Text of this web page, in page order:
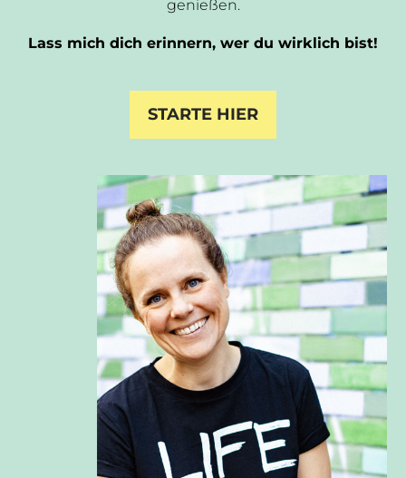
genießen.
Lass mich dich erinnern, wer du wirklich bist!
STARTE HIER